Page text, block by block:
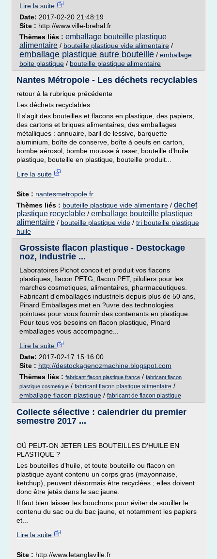
Lire la suite
Date: 2017-02-20 21:48:19
Site : http://www.ville-brehal.fr
Thèmes liés : emballage bouteille plastique
alimentaire / bouteille plastique vide alimentaire /
emballage plastique autre bouteille / emballage
boite plastique / bouteille plastique alimentaire
Nantes Métropole - Les déchets recyclables
retour à la rubrique précédente
Les déchets recyclables
Il s'agit des bouteilles et flacons en plastique, des papiers,
des cartons et briques alimentaires, des emballages
métalliques : annuaire, baril de lessive, barquette
aluminium, boîte de conserve, boîte à oeufs en carton,
bombe aérosol, bombe mousse à raser, bouteille d'huile
plastique, bouteille en plastique, bouteille produit...
Lire la suite
Site : nantesmetropole.fr
Thèmes liés : bouteille plastique vide alimentaire / dechet
plastique recyclable / emballage bouteille plastique
alimentaire / bouteille plastique vide / tri bouteille plastique
huile
Grossiste flacon plastique - Destockage
noz, Industrie ...
Laboratoires Pichot concoit et produit vos flacons
plastiques, flacon PETG, flacon PET, piluliers pour les
marches cosmetiques, alimentaires, pharmaceutiques.
Fabricant d'emballages industriels depuis plus de 50 ans,
Pinard Emballages met en ?uvre des technologies
pointues pour vous fournir des contenants en plastique.
Pour tous vos besoins en flacon plastique, Pinard
emballages vous accompagne...
Lire la suite
Date: 2017-02-17 15:16:00
Site : http://destockagenozmachine.blogspot.com
Thèmes liés : fabricant flacon plastique france / fabricant flacon
plastique cosmetique / fabricant flacon plastique alimentaire /
emballage flacon plastique / fabricant de flacon plastique
Collecte sélective : calendrier du premier
semestre 2017 ...
OÙ PEUT-ON JETER LES BOUTEILLES D'HUILE EN
PLASTIQUE ?
Les bouteilles d'huile, et toute bouteille ou flacon en
plastique ayant contenu un corps gras (mayonnaise,
ketchup), peuvent désormais être recyclées ; elles doivent
donc être jetés dans le sac jaune.
Il faut bien laisser les bouchons pour éviter de souiller le
contenu du sac ou du bac jaune, et notamment les papiers
et...
Lire la suite
Site : http://www.letanglaville.fr